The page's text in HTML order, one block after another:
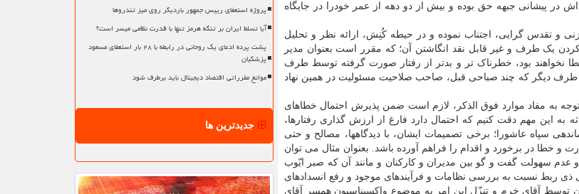
در پیشانی جبهه حق بوده و بیش از دو دهه از عمر خودرا در جایگاه
و تقدس گرایی، اجتناب نموده و در حیطه کُنِش، ارائه نظر و تحلیل
یک طرف و غیر قابل نقد انگاشتن آن؛ که مقرر است بعنوان مدیر
نخواهند بود، خطرناک تر و بدتر از رفتار صورت گرفته توسط طرف
طرف دیگر که چند صباحی قبل، صاحب صلاحیت مسئولیت در همین نهاد
به مفاد موارد فوق الذکر، لازم است ضمن پذیرش احتمال خطاهای
این مهم دقت کنیم که احتمال دارد فارغ از ارزش گذاری رفتارها،
سپاه عاشورا؛ برخی تصمیمات ایشان، با دیدگاهها، مصالح و حتی
و خطا در برخورد و اقدام را فراهم آورده باشد. بعنوان مثال می توان
عدم سهولت گفت و گو بین مدیران و کارکنان و مانند آن که صبر ایّوب
ذی ربط نسبت به بررسی نظامات و فرآیندهای موجود و رفع انسدادهای
توسط آقای خرم و تنزّل این امر به موضوع واکسیناسیون همسر آقای
پروژه استعفای رییس جمهور باردیگر روی میز تندروها
آیا تسلط ایران بر تنگه هرمز تنها با قدرت نظامی میسر است؟
پشت پرده ادعای یک روحانی در رابطه با ۲۸ بار استعفای مسعود
پزشکیان
موانع مقرراتی اقتصاد دیجیتال باید برطرف شود
جدیدترین ها